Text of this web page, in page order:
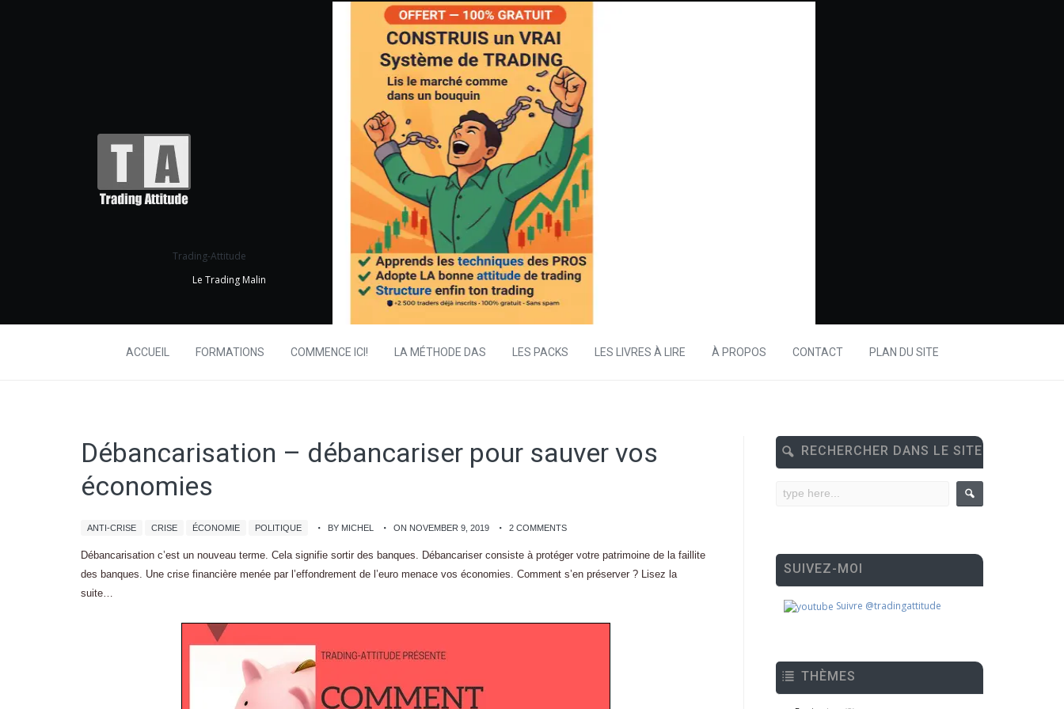
Trading-Attitude
Le Trading Malin
ACCUEIL FORMATIONS COMMENCE ICI! LA MÉTHODE DAS LES PACKS LES LIVRES À LIRE À PROPOS CONTACT PLAN DU SITE
Débancarisation – débancariser pour sauver vos
économies
ANTI-CRISE CRISE ÉCONOMIE POLITIQUE BY MICHEL ON NOVEMBER 9, 2019 2 COMMENTS
Débancarisation c’est un nouveau terme. Cela signifie sortir des banques. Débancariser consiste à protéger votre patrimoine de la faillite
des banques. Une crise financière menée par l’effondrement de l’euro menace vos économies. Comment s’en préserver ? Lisez la
suite…
RECHERCHER DANS LE SITE
SUIVEZ-MOI
Suivre @tradingattitude
THÈMES